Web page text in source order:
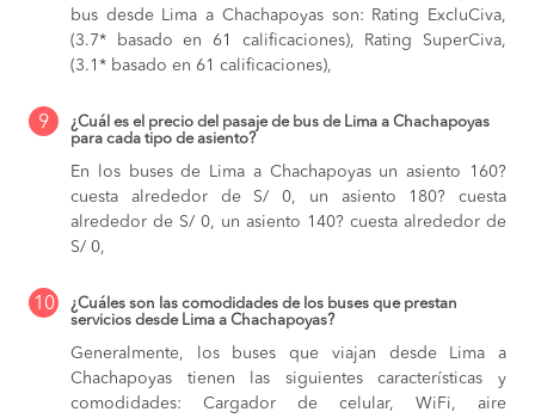
bus desde Lima a Chachapoyas son: Rating ExcluCiva,
(3.7* basado en 61 calificaciones), Rating SuperCiva,
(3.1* basado en 61 calificaciones),
9
¿Cuál es el precio del pasaje de bus de Lima a Chachapoyas
para cada tipo de asiento?
En los buses de Lima a Chachapoyas un asiento 160?
cuesta alrededor de S/ 0, un asiento 180? cuesta
alrededor de S/ 0, un asiento 140? cuesta alrededor de
S/ 0,
10
¿Cuáles son las comodidades de los buses que prestan
servicios desde Lima a Chachapoyas?
Generalmente, los buses que viajan desde Lima a
Chachapoyas tienen las siguientes características y
comodidades: Cargador de celular, WiFi, aire